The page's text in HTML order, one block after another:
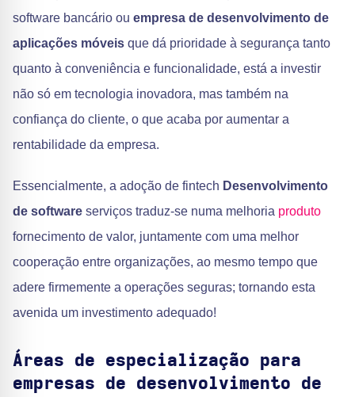
software bancário ou empresa de desenvolvimento de
aplicações móveis que dá prioridade à segurança tanto
quanto à conveniência e funcionalidade, está a investir
não só em tecnologia inovadora, mas também na
confiança do cliente, o que acaba por aumentar a
rentabilidade da empresa.
Essencialmente, a adoção de fintech Desenvolvimento
de software serviços traduz-se numa melhoria produto
fornecimento de valor, juntamente com uma melhor
cooperação entre organizações, ao mesmo tempo que
adere firmemente a operações seguras; tornando esta
avenida um investimento adequado!
Áreas de especialização para
empresas de desenvolvimento de